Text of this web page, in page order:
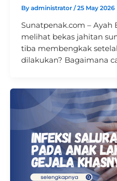
By administrator /25 May 2026
Sunatpenak.com – Ayah
melihat bekas jahitan
tiba membengkak
dilakukan? Bagaimana